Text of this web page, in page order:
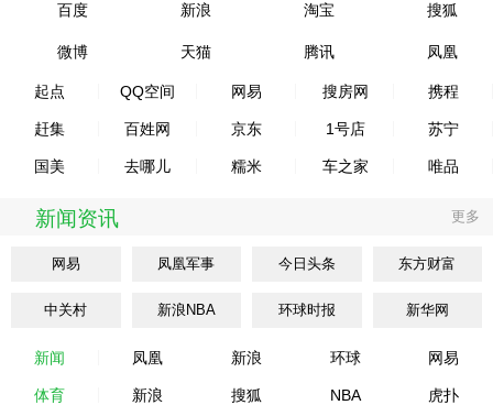
百度 新浪 淘宝 搜狐
微博 天猫 腾讯 凤凰
起点 QQ空间 网易 搜房网 携程
赶集 百姓网 京东 1号店 苏宁
国美 去哪儿 糯米 车之家 唯品
新闻资讯 更多
网易 凤凰军事 今日头条 东方财富
中关村 新浪NBA 环球时报 新华网
新闻 凤凰 新浪 环球 网易
体育 新浪 搜狐 NBA 虎扑